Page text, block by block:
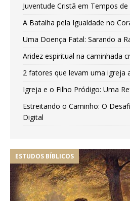
Juventude Cristã em Tempos de
A Batalha pela Igualdade no
Uma Doença Fatal: Sarando a
Aridez espiritual na caminhada
2 fatores que levam uma igreja
Igreja e o Filho Pródigo: Uma
Estreitando o Caminho: O
Digital
ESTUDOS BÍBLICOS